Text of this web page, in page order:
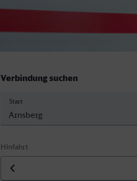
Verbindung suchen
Start
Hinfahrt
Datum der Hinfahrt